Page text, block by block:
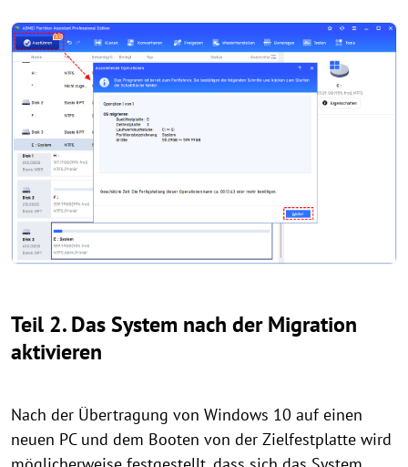
Teil 2. Das System nach der Migration
aktivieren
Nach der Übertragung von Windows 10 auf einen
neuen PC und dem Booten von der Zielfestplatte wird